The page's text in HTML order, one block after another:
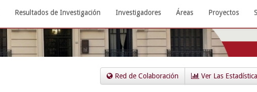
Resultados de Investigación Investigadores Áreas Proyectos
Red de Colaboración Ver Las